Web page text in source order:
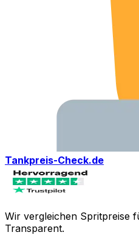
Tankpreis-Check.de
Wir vergleichen Spritpreise
Transparent.